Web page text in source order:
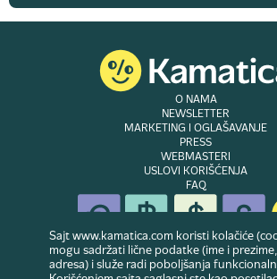
O NAMA
NEWSLETTER
MARKETING I OGLAŠAVANJE
PRESS
WEBMASTERI
USLOVI KORIŠĆENJA
FAQ
© Copyright 2007-2026. Website developed & owned
Sajt www.kamatica.com koristi kolačiće
mogu sadržati lične podatke (ime i
adresa) i služe radi poboljšanja